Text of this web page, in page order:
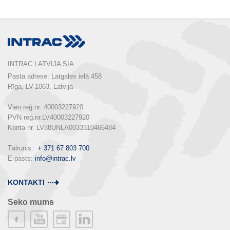
INTRAC LATVIJA SIA
Pasta adrese: Latgales ielā 458
Rīga, LV-1063, Latvija
Vien.reģ.nr. 40003227920
PVN reģ.nr.LV40003227920
Konta nr. LV88UNLA0033310466484
Tālrunis: + 371 67 803 700
E-pasts: info@intrac.lv
KONTAKTI
Seko mums